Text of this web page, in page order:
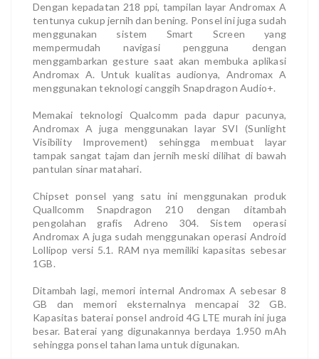
Dengan kepadatan 218 ppi, tampilan layar Andromax A
tentunya cukup jernih dan bening. Ponsel ini juga sudah
menggunakan sistem Smart Screen yang
mempermudah navigasi pengguna dengan
menggambarkan gesture saat akan membuka aplikasi
Andromax A. Untuk kualitas audionya, Andromax A
menggunakan teknologi canggih Snapdragon Audio+.
Memakai teknologi Qualcomm pada dapur pacunya,
Andromax A juga menggunakan layar SVI (Sunlight
Visibility Improvement) sehingga membuat layar
tampak sangat tajam dan jernih meski dilihat di bawah
pantulan sinar matahari.
Chipset ponsel yang satu ini menggunakan produk
Quallcomm Snapdragon 210 dengan ditambah
pengolahan grafis Adreno 304. Sistem operasi
Andromax A juga sudah menggunakan operasi Android
Lollipop versi 5.1. RAM nya memiliki kapasitas sebesar
1GB.
Ditambah lagi, memori internal Andromax A sebesar 8
GB dan memori eksternalnya mencapai 32 GB.
Kapasitas baterai ponsel android 4G LTE murah ini juga
besar. Baterai yang digunakannya berdaya 1.950 mAh
sehingga ponsel tahan lama untuk digunakan.